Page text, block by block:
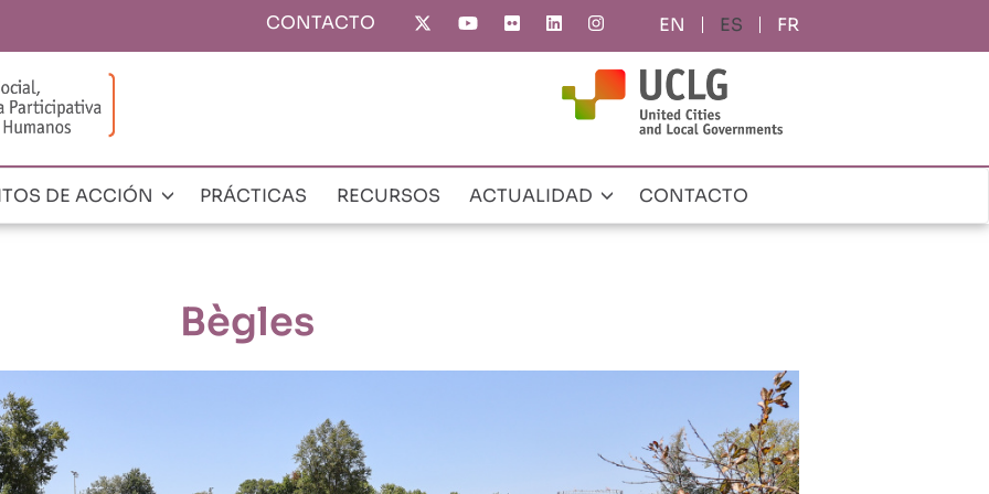
ES FR
Top
CONTACTO
DE ACCIÓN PRÁCTICAS RECURSOS ACTUALIDAD CONTACTO
de Derechos Humanos para 2030 Bègles
Bègles